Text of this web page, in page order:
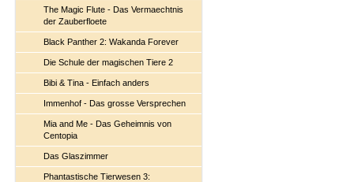
The Magic Flute - Das Vermaechtnis
der Zauberfloete
Black Panther 2: Wakanda Forever
Die Schule der magischen Tiere 2
Bibi & Tina - Einfach anders
Immenhof - Das grosse Versprechen
Mia and Me - Das Geheimnis von
Centopia
Das Glaszimmer
Phantastische Tierwesen 3: